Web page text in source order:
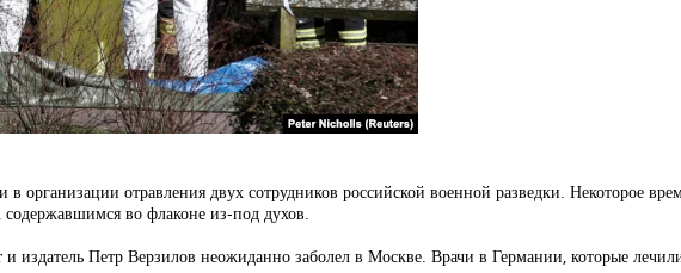
организации отравления двух сотрудников российской военной разведки. Некоторое
во флаконе из-под духов.
издатель Петр Верзилов неожиданно заболел в Москве. Врачи в Германии, которые